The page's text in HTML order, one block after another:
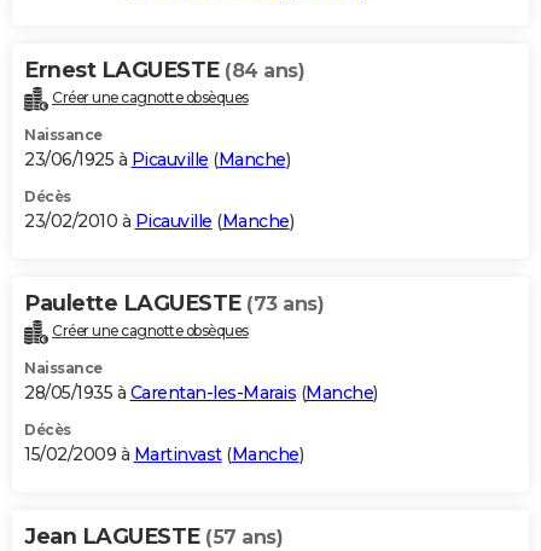
Ernest LAGUESTE (84 ans)
Créer une cagnotte obsèques
Naissance
23/06/1925 à Picauville (Manche)
Décès
23/02/2010 à Picauville (Manche)
Paulette LAGUESTE (73 ans)
Créer une cagnotte obsèques
Naissance
28/05/1935 à Carentan-les-Marais (Manche)
Décès
15/02/2009 à Martinvast(Manche)
Jean LAGUESTE (57 ans)